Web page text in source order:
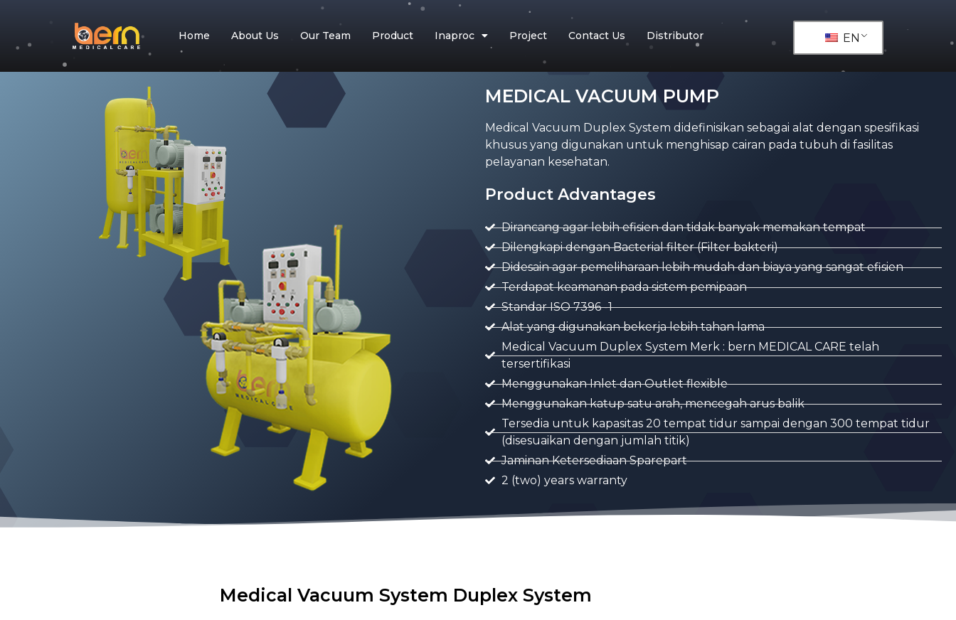
Home About Us Our Team Product Inaproc Project Contact Us Distributor EN
MEDICAL VACUUM PUMP
Medical Vacuum Duplex System didefinisikan sebagai alat dengan spesifikasi
khusus yang digunakan untuk menghisap cairan pada tubuh di fasilitas
pelayanan kesehatan.
Product Advantages
Dirancang agar lebih efisien dan tidak banyak memakan tempat
Dilengkapi dengan Bacterial filter (Filter bakteri)
Didesain agar pemeliharaan lebih mudah dan biaya yang sangat efisien
Terdapat keamanan pada sistem pemipaan
Standar ISO 7396 -1
Alat yang digunakan bekerja lebih tahan lama
Medical Vacuum Duplex System Merk : bern MEDICAL CARE telah
tersertifikasi
Menggunakan Inlet dan Outlet flexible
Menggunakan katup satu arah, mencegah arus balik
Tersedia untuk kapasitas 20 tempat tidur sampai dengan 300 tempat tidur
(disesuaikan dengan jumlah titik)
Jaminan Ketersediaan Sparepart
2 (two) years warranty
Medical Vacuum System Duplex System